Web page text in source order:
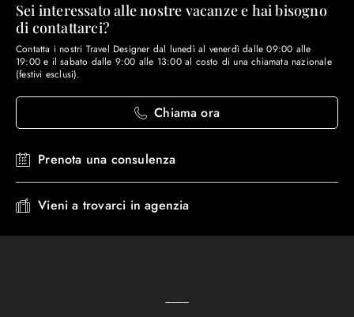
Sei interessato alle nostre vacanze e hai bisogno
di contattarci?
Contatta i nostri Travel Designer dal lunedì al venerdì dalle 09:00 alle
19:00 e il sabato dalle 9:00 alle 13:00 al costo di una chiamata nazionale
(festivi esclusi).
Chiama ora
Prenota una consulenza
Vieni a trovarci in agenzia